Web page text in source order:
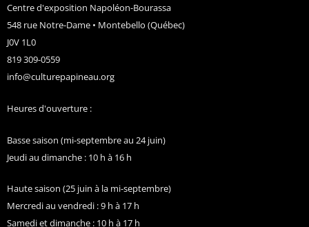
Centre d'exposition Napoléon-Bourassa
548 rue Notre-Dame • Montebello (Québec)
J0V 1L0
819 309-0559
info@culturepapineau.org
Heures d'ouverture :
Basse saison (mi-septembre au 24 juin)
Jeudi au dimanche : 10 h à 16 h
Haute saison (25 juin à la mi-septembre)
Mercredi au vendredi : 9 h à 17 h
Samedi et dimanche : 10 h à 17 h